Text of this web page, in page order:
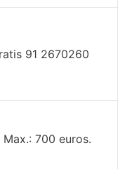
91 2670260
700 euros.